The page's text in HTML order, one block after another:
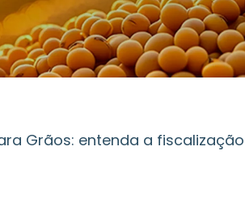
Grãos: entenda a